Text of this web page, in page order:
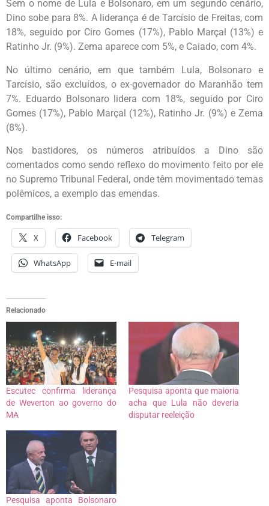
Sem o nome de Lula e Bolsonaro, em um segundo cenário,
Dino sobe para 8%. A liderança é de Tarcísio de Freitas, com
18%, seguido por Ciro Gomes (17%), Pablo Marçal (13%) e
Ratinho Jr. (9%). Zema aparece com 5%, e Caiado, com 4%.
No último cenário, em que também Lula, Bolsonaro e
Tarcísio, são excluídos, o ex-governador do Maranhão tem
7%. Eduardo Bolsonaro lidera com 18%, seguido por Ciro
Gomes (17%), Pablo Marçal (12%), Ratinho Jr. (9%) e Zema
(8%).
Nos bastidores, os números atribuídos a Dino são
comentados como sendo reflexo do movimento feito por ele
no Supremo Tribunal Federal, onde têm movimentado temas
polêmicos, a exemplo das emendas.
Compartilhe isso:
X Facebook Telegram
WhatsApp E-mail
Relacionado
Escutec confirma liderança
de Weverton ao governo do
MA
Pesquisa aponta que maioria
acha que Lula não deveria
disputar reeleição
Pesquisa aponta Bolsonaro